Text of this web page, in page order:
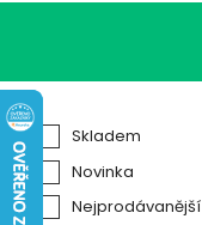
Skladem
Novinka
Nejprodávanější